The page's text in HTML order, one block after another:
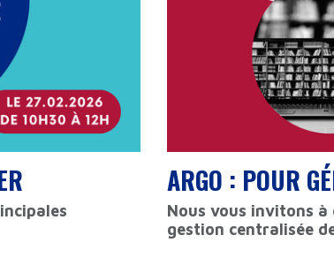
ARGO : POUR
Nous vous invitons
gestion centralisée